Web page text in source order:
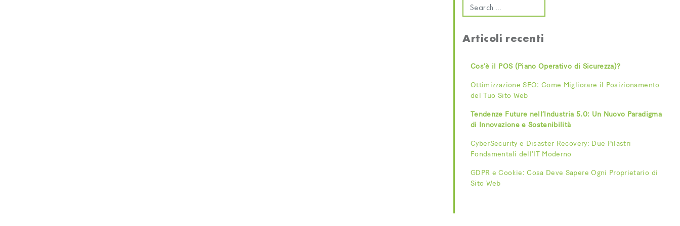
Articoli recenti
Cos’è il POS (Piano Operativo di Sicurezza)?
Ottimizzazione SEO: Come Migliorare il Posizionamento
del Tuo Sito Web
Tendenze Future nell’Industria 5.0: Un Nuovo Paradigma
di Innovazione e Sostenibilità
CyberSecurity e Disaster Recovery: Due Pilastri
Fondamentali dell’IT Moderno
GDPR e Cookie: Cosa Deve Sapere Ogni Proprietario di
Sito Web